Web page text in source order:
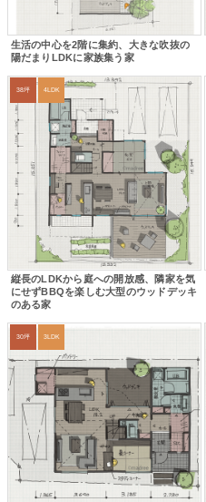
生活の中心を2階に集約、大きな吹抜の
陽だまりLDKに家族集う家
38坪 4LDK
縦長のLDKから庭への開放感、隣家を気
にせずBBQを楽しむ大型のウッドデッキ
のある家
30坪 3LDK